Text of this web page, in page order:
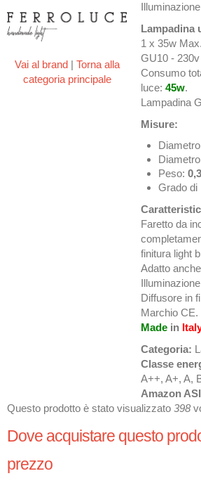
Vai al brand
Torna alla
categoria principale
Lampadina
1 x 35w Max.
GU10 -
Consumo
luce:45w.
Lampadina
Misure:
Peso:
Grado di
Faretto da
finitura light
Adatto
Diffusore in
Marchio CE.
Made in
Categoria:
Classe
A++, A+, A,
Amazon
Questo prodotto è stato visualizzato 398
Dove acquistare questo
prezzo